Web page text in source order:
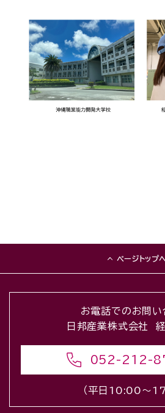
ページトップへ
お電話でのお問い
日邦産業株式会社
052-212-
（平日10:00〜